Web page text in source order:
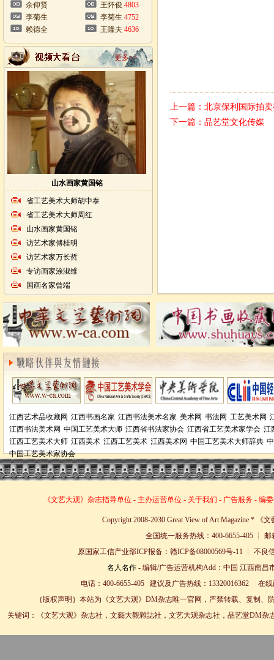
余仰贤
李菊生
赖德全
王怀俊 4803
李菊生 4752
王隆夫 4636
更多>>
山水画家黄国铭
省工艺美术大师胡中泰
省工艺美术大师周红
山水画家黄国铭
访艺术家傅桂明
访艺术家万长哲
专访画家涂淑维
国画名家曾端
上一篇： 北京保利国际拍
下一篇： 品艺堂文化传媒
江西艺术品收藏网 江西书画名家 江西书法美术名家 美术网 书法网 工艺美术网
江西书法美术网 中国工艺美术大师 江西省书法家协会 江西省工艺美术家学会 江
江西工艺美术大师 江西美术 江西工艺美术 江西美术网 中国工艺美术大师辞典
中国工艺美术家协会
《文艺大观》杂志指导单位 - 主办运营单位 - 关于我们 - 广告服务 - 编
Copyright 2008-2030 Great View of Art Magazine * 《
全国统一服务热线：400-6655-405 ┊ 邮
原国家工信产业部ICP报备：赣ICP备08000569号-11 ┊ 不
名人名作- 编辑/广告运营机构Add：中国 江西南昌
电话：400-6655-405 建议及广告热线：13320016362 在
｛版权声明｝本站为《文艺大观》DM杂志唯一官网，严禁转载、复制
关键词：《文艺大观》杂志社，文藝大觀雜誌社，文艺大观杂志社，品艺堂DM